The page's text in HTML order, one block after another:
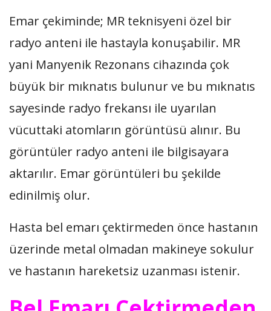
Emar çekiminde; MR teknisyeni özel bir
radyo anteni ile hastayla konuşabilir. MR
yani Manyenik Rezonans cihazında çok
büyük bir mıknatıs bulunur ve bu mıknatıs
sayesinde radyo frekansı ile uyarılan
vücuttaki atomların görüntüsü alınır. Bu
görüntüler radyo anteni ile bilgisayara
aktarılır. Emar görüntüleri bu şekilde
edinilmiş olur.
Hasta bel emarı çektirmeden önce hastanın
üzerinde metal olmadan makineye sokulur
ve hastanın hareketsiz uzanması istenir.